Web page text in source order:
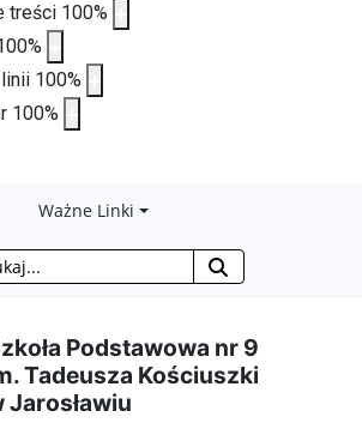
treści 100%
%
100%
100%
Ważne Linki
Podstawowa nr 9
Tadeusza Kościuszki
Jarosławiu